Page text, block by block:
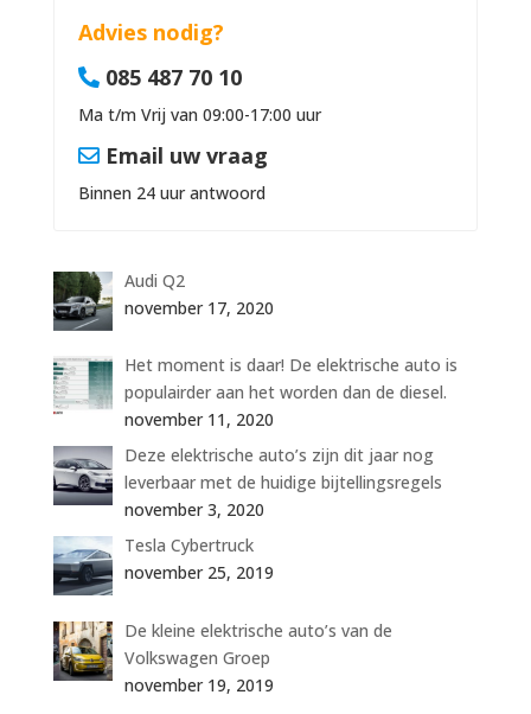
Advies nodig?
085 487 70 10
Ma t/m Vrij van 09:00-17:00 uur
Email uw vraag
Binnen 24 uur antwoord
Audi Q2
november 17, 2020
Het moment is daar! De elektrische auto is
populairder aan het worden dan de diesel.
november 11, 2020
Deze elektrische auto’s zijn dit jaar nog
leverbaar met de huidige bijtellingsregels
november 3, 2020
Tesla Cybertruck
november 25, 2019
De kleine elektrische auto’s van de
Volkswagen Groep
november 19, 2019